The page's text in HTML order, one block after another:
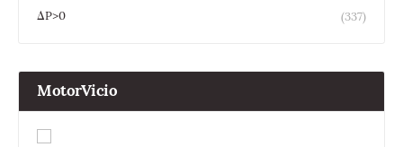
ΔP>0
(337)
MotorVicio